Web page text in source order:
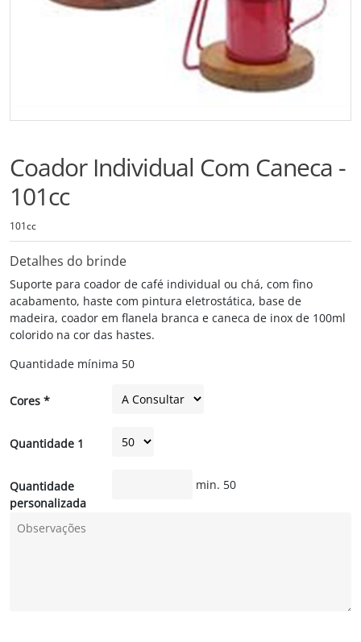
Coador Individual Com Caneca -
101cc
101cc
Detalhes do brinde
Suporte para coador de café individual ou chá, com fino
acabamento, haste com pintura eletrostática, base de
madeira, coador em flanela branca e caneca de inox de 100ml
colorido na cor das hastes.
Quantidade mínima 50
Cores *
Quantidade 1
Quantidade
personalizada
min. 50